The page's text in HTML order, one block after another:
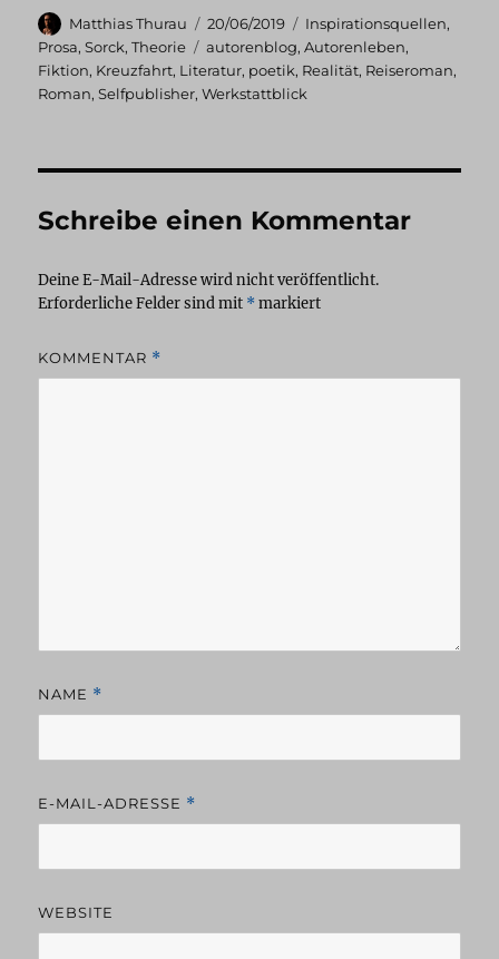
Autor
Matthias Thurau
Veröffentlicht
am
20/06/2019 Kategorien
Inspirationsquellen,
Prosa,Sorck,Theorie Schlagwörter
autorenblog,Autorenleben,
Fiktion, Kreuzfahrt, Literatur, poetik, Realität, Reiseroman,
Roman,Selfpublisher,Werkstattblick
Schreibe einen Kommentar
Deine E-Mail-Adresse wird nicht veröffentlicht.
Erforderliche Felder sind mit *markiert
KOMMENTAR *
NAME *
E-MAIL-ADRESSE *
WEBSITE